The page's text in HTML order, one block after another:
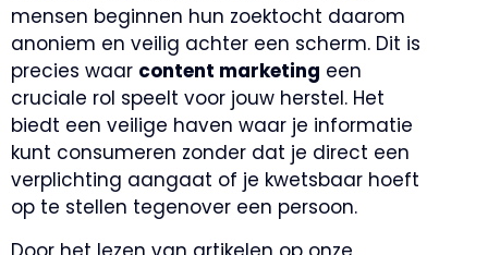
mensen beginnen hun zoektocht daarom
anoniem en veilig achter een scherm. Dit is
precies waar content marketing een
cruciale rol speelt voor jouw herstel. Het
biedt een veilige haven waar je informatie
kunt consumeren zonder dat je direct een
verplichting aangaat of je kwetsbaar hoeft
op te stellen tegenover een persoon.